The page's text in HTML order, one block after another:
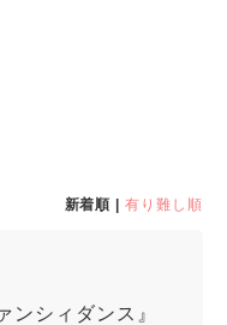
新着順 |有り難し順
ンシィダンス』